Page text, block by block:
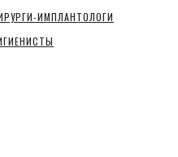
ИМПЛАНТОЛОГИ